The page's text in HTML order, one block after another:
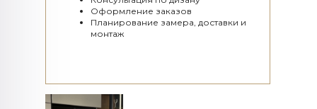
Оформление заказов
Планирование замера, доставки и
монтаж